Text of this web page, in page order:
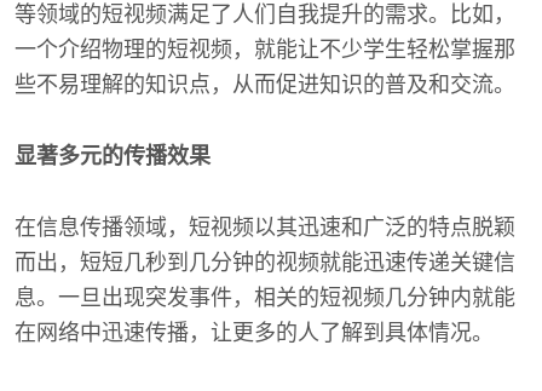
等领域的短视频满足了人们自我提升的需求。比如，
一个介绍物理的短视频，就能让不少学生轻松掌握那
些不易理解的知识点，从而促进知识的普及和交流。
显著多元的传播效果
在信息传播领域，短视频以其迅速和广泛的特点脱颖
而出，短短几秒到几分钟的视频就能迅速传递关键信
息。一旦出现突发事件，相关的短视频几分钟内就能
在网络中迅速传播，让更多的人了解到具体情况。